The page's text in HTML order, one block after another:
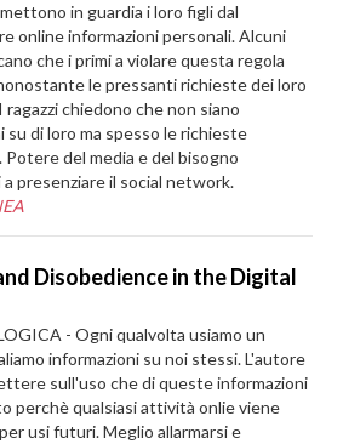
in guardia i loro figli dal
online informazioni personali. Alcuni
che i primi a violare questa regola
le pressanti richieste dei loro
chiedono che non siano
su di loro ma spesso le richieste
del media e del bisogno
presenziare il social network.
Disobedience in the Digital
- Ogni qualvolta usiamo un
informazioni su noi stessi. L'autore
sull'uso che di queste informazioni
perchè qualsiasi attività onlie viene
usi futuri. Meglio allarmarsi e